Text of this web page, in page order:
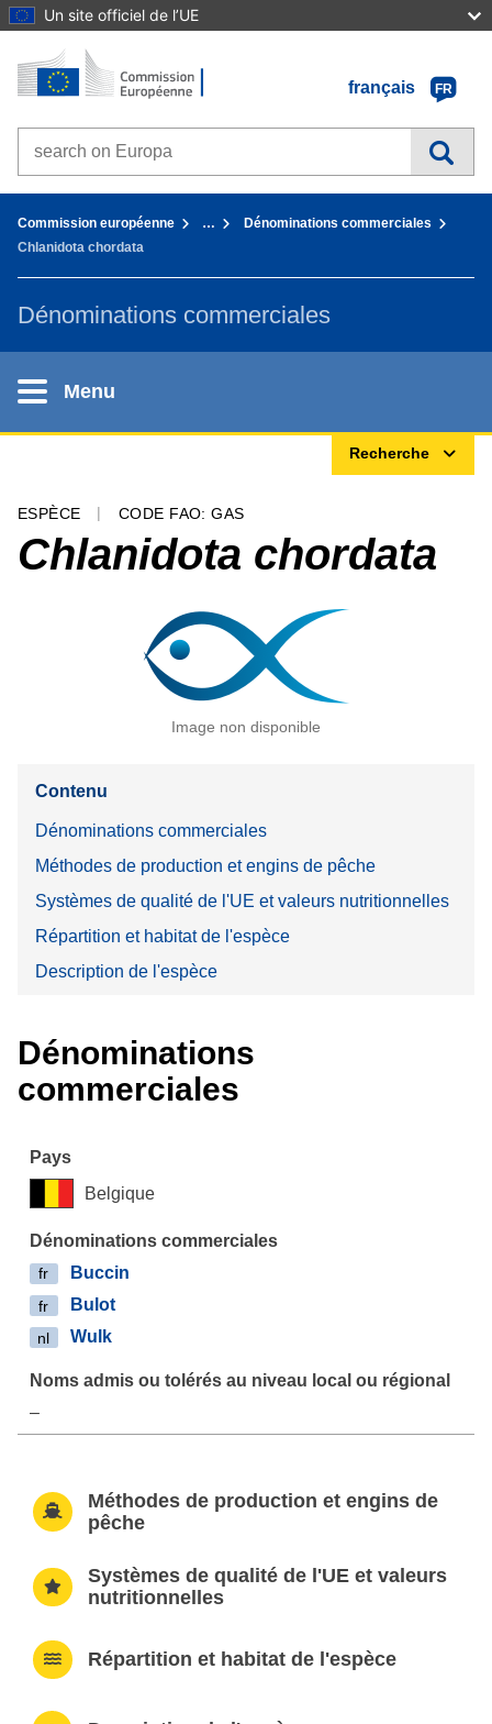
Un site officiel de l’UE
Aller au contenu
Accueil - Commission européenne
français
FR
Search on Europa websites
Commission européenne …
Dénominations commerciales
Chlanidota chordata
Dénominations commerciales
Menu
Recherche
ESPÈCE CODE FAO: GAS
Chlanidota chordata
Image non disponible
Contenu
Dénominations commerciales
Méthodes de production et engins de pêche
Systèmes de qualité de l'UE et valeurs nutritionnelles
Répartition et habitat de l'espèce
Description de l'espèce
Dénominations
commerciales
Belgique
fr Buccin
fr Bulot
nl Wulk
–
Méthodes de production et engins de
pêche
Systèmes de qualité de l'UE et valeurs
nutritionnelles
Répartition et habitat de l'espèce